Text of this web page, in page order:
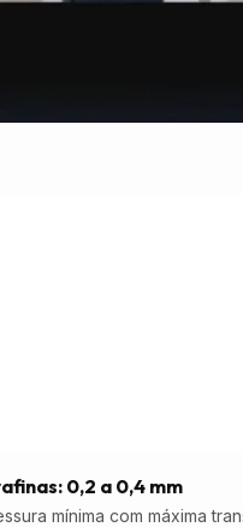
0,2 a 0,4 mm
mínima com máxima